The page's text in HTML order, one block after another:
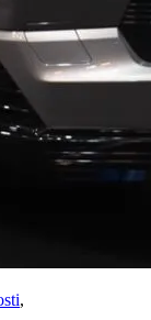
,